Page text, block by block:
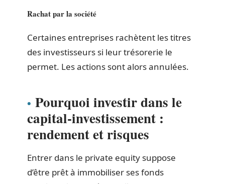
Rachat par la société
Certaines entreprises rachètent les titres
des investisseurs si leur trésorerie le
permet. Les actions sont alors annulées.
Pourquoi investir dans le
capital-investissement :
rendement et risques
Entrer dans le private equity suppose
d’être prêt à immobiliser ses fonds